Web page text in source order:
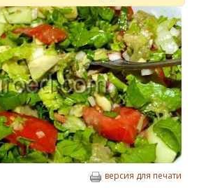
версия для печати